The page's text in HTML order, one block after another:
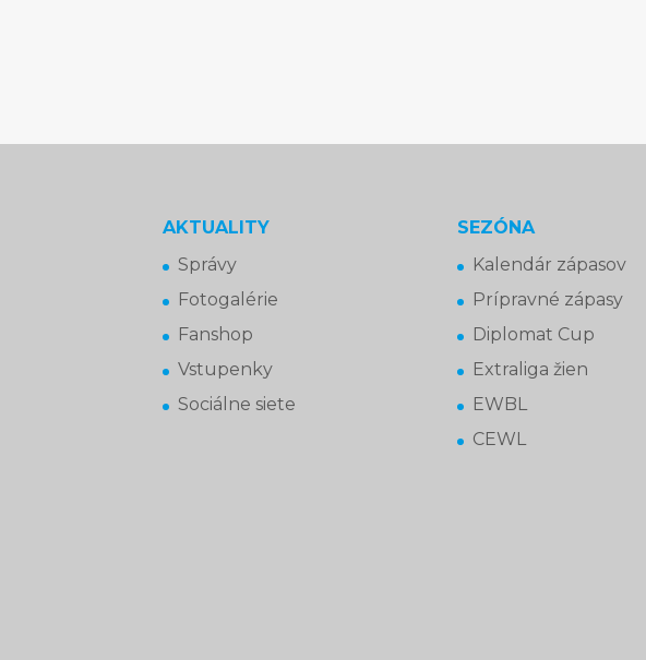
AKTUALITY
Správy
Fotogalérie
Fanshop
Vstupenky
Sociálne siete
SEZÓNA
Kalendár zápasov
Prípravné zápasy
Diplomat Cup
Extraliga žien
EWBL
CEWL